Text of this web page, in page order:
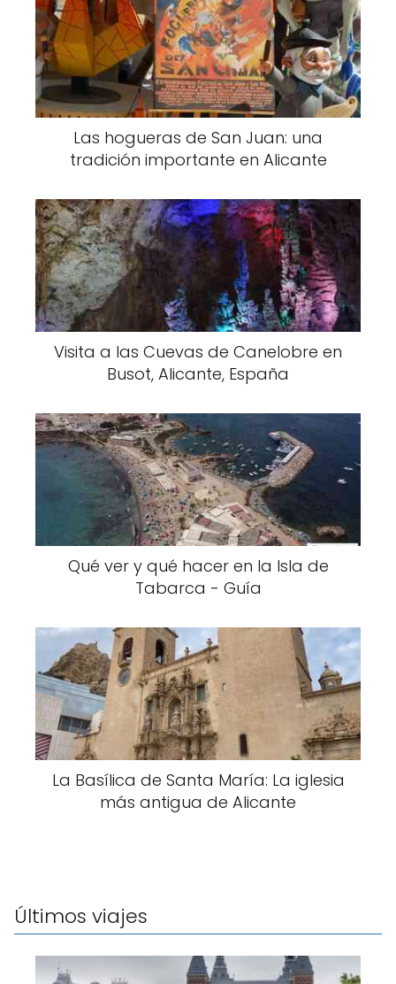
Las hogueras de San Juan: una
tradición importante en Alicante
Visita a las Cuevas de Canelobre en
Busot, Alicante, España
Qué ver y qué hacer en la Isla de
Tabarca - Guía
La Basílica de Santa María: La iglesia
más antigua de Alicante
Últimos viajes